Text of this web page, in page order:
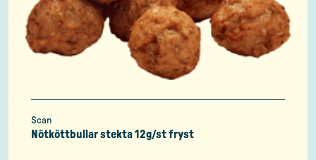
Scan
Nötköttbullar stekta 12g/st fryst